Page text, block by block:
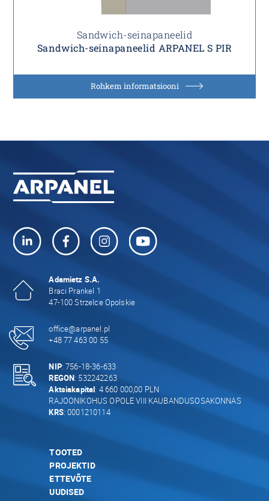
Sandwich-seinapaneelid
Sandwich-seinapaneelid ARPANEL S PIR
Rohkem informatsiooni
Adamietz S.A.
Braci Prankel 1
47-100 Strzelce Opolskie
office@arpanel.pl
+48 77 463 00 55
NIP: 756-18-36-633
REGON: 532242263
Aktsiakapital: 4 660 000,00 PLN
RAJOONIKOHUS OPOLE VIII KAUBANDUSOSAKONNAS
KRS: 0001210114
TOOTED
PROJEKTID
ETTEVÕTE
UUDISED